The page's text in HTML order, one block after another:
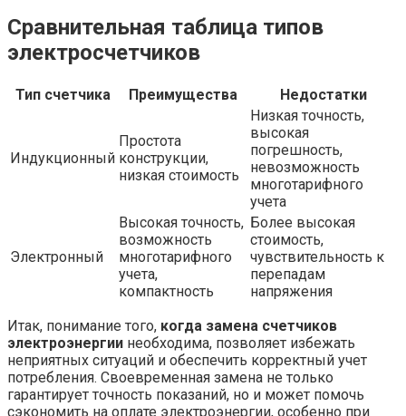
Сравнительная таблица типов
электросчетчиков
Тип счетчика Преимущества Недостатки
Индукционный
Простота
конструкции,
низкая стоимость
Низкая точность,
высокая
погрешность,
невозможность
многотарифного
учета
Электронный
Высокая точность,
возможность
многотарифного
учета,
компактность
Более высокая
стоимость,
чувствительность к
перепадам
напряжения
Итак, понимание того, когда замена счетчиков
электроэнергии необходима, позволяет избежать
неприятных ситуаций и обеспечить корректный учет
потребления. Своевременная замена не только
гарантирует точность показаний, но и может помочь
сэкономить на оплате электроэнергии, особенно при